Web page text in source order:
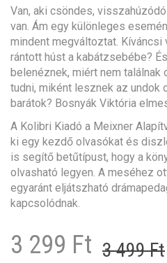
Van, aki csöndes,
van. Ám egy különleges
mindent megváltoztat. Kíváncsi
rántott húst a kabátzsebébe?
belenéznek, miért nem találnak
tudni, miként lesznek az undok
barátok? Bosnyák Viktória
A Kolibri Kiadó a Meixner
ki egy kezdő olvasókat és
is segítő betűtípust, hogy a
olvasható legyen. A meséhez
egyaránt eljátszható
kapcsolódnak.
3 499Ft
3 299 Ft